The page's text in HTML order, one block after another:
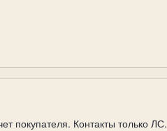
покупателя. Контакты только ЛС.